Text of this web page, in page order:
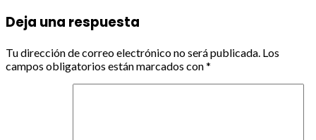
Deja una respuesta
Tu dirección de correo electrónico no será publicada. Los
campos obligatorios están marcados con*